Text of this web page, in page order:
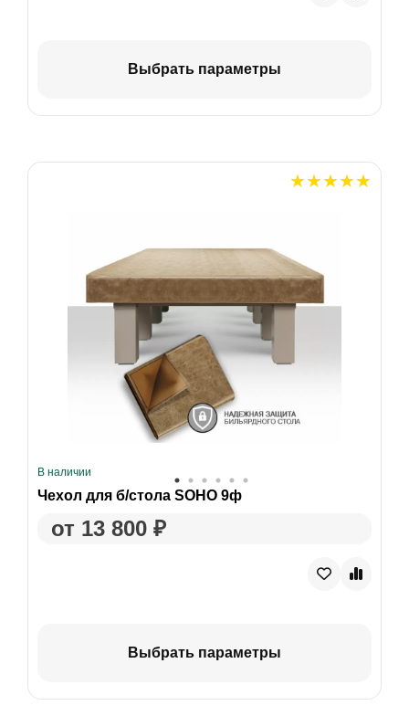
Выбрать параметры
В наличии
Чехол для б/стола SOHO 9ф
от 13 800 ₽
Выбрать параметры